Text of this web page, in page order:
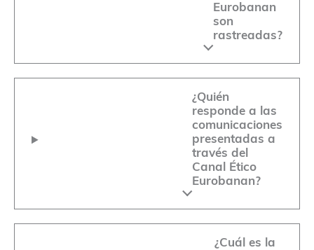
Eurobanan
son
rastreadas?
¿Quién
responde a las
comunicaciones
presentadas a
través del
Canal Ético
Eurobanan?
¿Cuál es la